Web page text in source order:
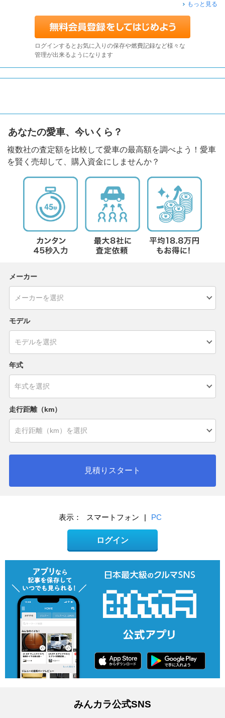
もっと見る
ログインするとお気に入りの保存や燃費記録など様々な
管理が出来るようになります
あなたの愛車、今いくら？
複数社の査定額を比較して愛車の最高額を調べよう！愛車
を賢く売却して、購入資金にしませんか？
メーカー
モデル
年式
走行距離（km）
見積りスタート
表示： スマートフォン | PC
ログイン
みんカラ公式SNS